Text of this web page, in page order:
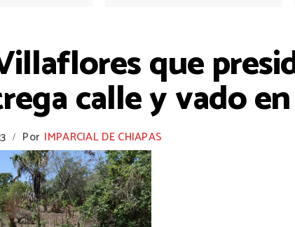
que
calle y vado
/ Por IMPARCIAL DE CHIAPAS